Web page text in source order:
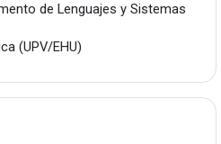
de Lenguajes y Sistemas
(UPV/EHU)